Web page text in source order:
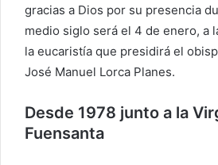
gracias a Dios por su presencia
medio siglo será el 4 de enero, a
la eucaristía que presidirá el
José Manuel Lorca Planes.
Desde 1978 junto a la
Fuensanta